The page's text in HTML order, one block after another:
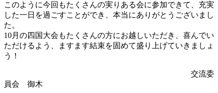
このように今回もたくさんの実りある会に参加できて、充実
した一日を過ごすことができ、本当にありがとうございまし
た。
10月の四国大会もたくさんの方にお越しいただき、喜んでい
ただけるよう、ますます結束を固めて盛り上げていきましょ
う！
交流委
員会 御木